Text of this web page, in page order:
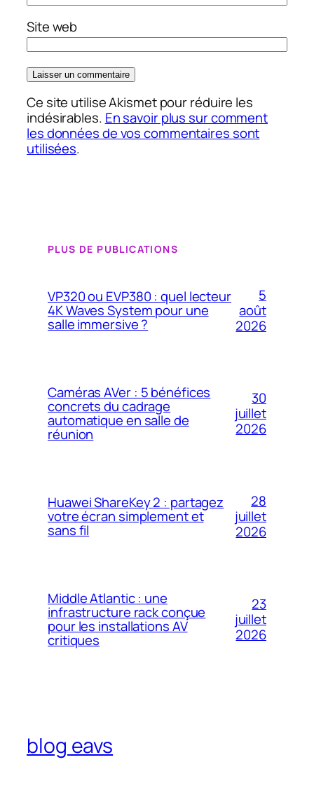
Site web
Ce site utilise Akismet pour réduire les
indésirables. En savoir plus sur comment
les données de vos commentaires sont
utilisées.
PLUS DE PUBLICATIONS
VP320 ou EVP380 : quel lecteur
4K Waves System pour une
salle immersive ?
5
août
2026
Caméras AVer : 5 bénéfices
concrets du cadrage
automatique en salle de
réunion
30
juillet
2026
Huawei ShareKey 2 : partagez
votre écran simplement et
sans fil
28
juillet
2026
Middle Atlantic : une
infrastructure rack conçue
pour les installations AV
critiques
23
juillet
2026
blog eavs